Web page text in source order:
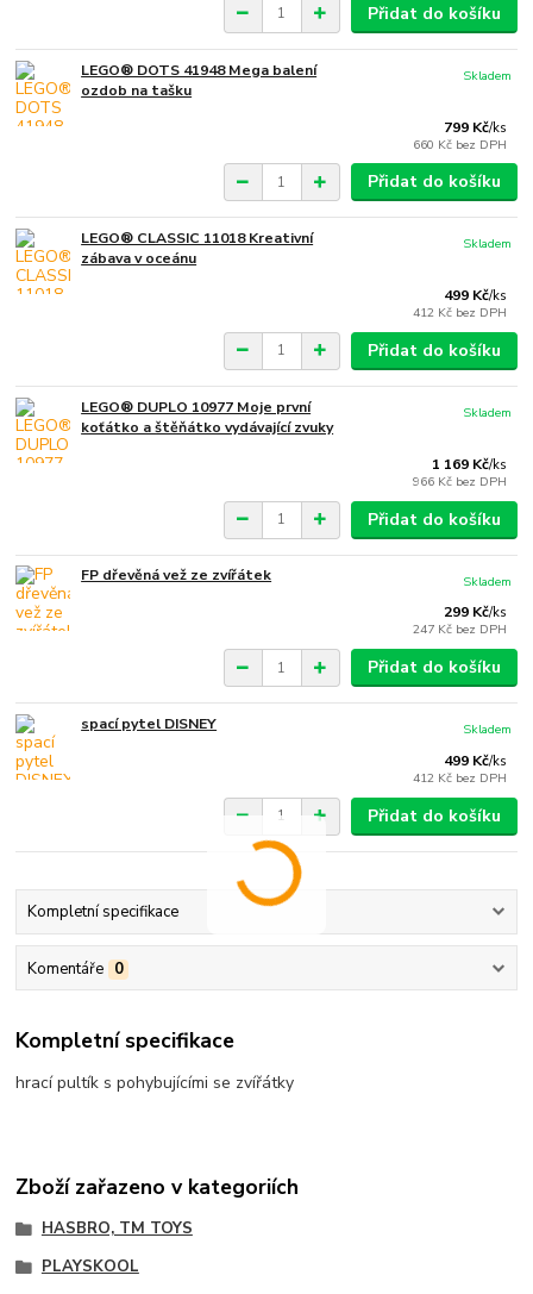
Přidat do košíku
LEGO® DOTS 41948 Mega balení
ozdob na tašku
799 Kč/ks
660 Kč bez DPH
Skladem
Přidat do košíku
LEGO® CLASSIC 11018 Kreativní
zábava v oceánu
499 Kč/ks
412 Kč bez DPH
Skladem
Přidat do košíku
LEGO® DUPLO 10977 Moje první
koťátko a štěňátko vydávající zvuky
1 169 Kč/ks
966 Kč bez DPH
Skladem
Přidat do košíku
FP dřevěná vež ze zvířátek
299 Kč/ks
247 Kč bez DPH
Skladem
Přidat do košíku
spací pytel DISNEY
499 Kč/ks
412 Kč bez DPH
Skladem
Přidat do košíku
Kompletní specifikace
Komentáře 0
Kompletní specifikace
hrací pultík s pohybujícími se zvířátky
Zboží zařazeno v kategoriích
HASBRO, TM TOYS
PLAYSKOOL